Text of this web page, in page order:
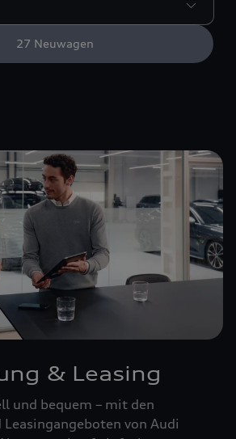
27 Neuwagen
& Leasing
und bequem – mit den
von Audi